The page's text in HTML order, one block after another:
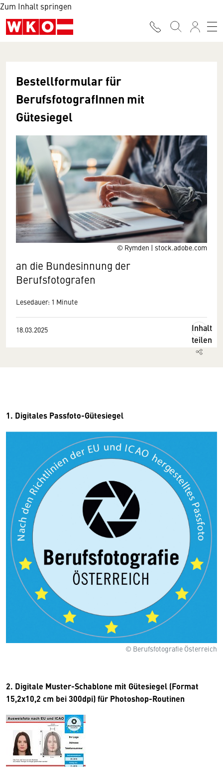
Zum Inhalt springen
© Rymden | stock.adobe.com
Bestellformular für
BerufsfotografInnen mit
Gütesiegel
an die Bundesinnung der
Berufsfotografen
Lesedauer: 1 Minute
18.03.2025
Inhalt
teilen
1. Digitales Passfoto-Gütesiegel
© Berufsfotografie Österreich
2. Digitale Muster-Schablone mit Gütesiegel (Format
15,2x10,2 cm bei 300dpi) für Photoshop-Routinen